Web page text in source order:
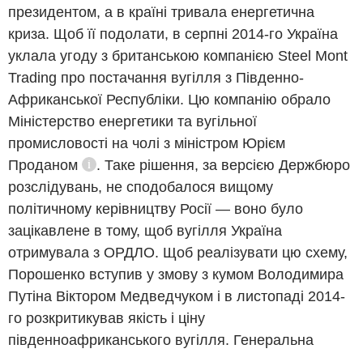
президентом, а в країні тривала енергетична
криза. Щоб її подолати, в серпні 2014-го Україна
уклала угоду з британською компанією Steel Mont
Trading про постачання вугілля з Південно-
Африканської Республіки. Цю компанію обрало
Міністерство енергетики та вугільної
промисловості на чолі з міністром Юрієм
Проданом
Довідка
. Таке рішення, за версією Держбюро
розслідувань, не сподобалося вищому
політичному керівництву Росії — воно було
зацікавлене в тому, щоб вугілля Україна
отримувала з ОРДЛО. Щоб реалізувати цю схему,
Порошенко вступив у змову з кумом Володимира
Путіна Віктором Медведчуком і в листопаді 2014-
го розкритикував якість і ціну
південноафриканського вугілля. Генеральна